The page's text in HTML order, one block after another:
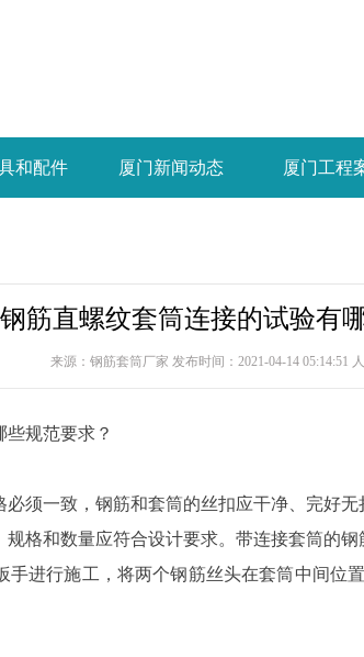
和配件 厦门新闻动态 厦门工程
筋直螺纹套筒连接的试验有
来源：钢筋套筒厂家 发布时间：2021-04-14 05:14:51 人
些规范要求？
须一致，钢筋和套筒的丝扣应干净、完好无
格和数量应符合设计要求。带连接套筒的钢
手进行施工，将两个钢筋丝头在套筒中间位